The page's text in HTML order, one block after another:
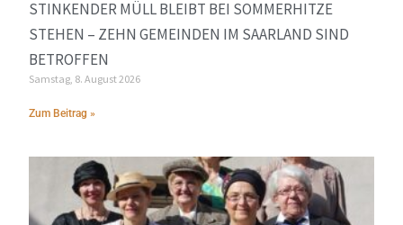
STINKENDER MÜLL BLEIBT BEI SOMMERHITZE
STEHEN – ZEHN GEMEINDEN IM SAARLAND SIND
BETROFFEN
Samstag, 8. August 2026
Zum Beitrag »